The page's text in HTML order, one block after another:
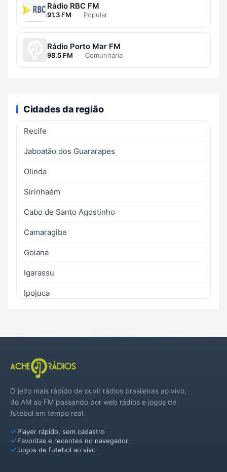
Rádio RBC FM
91.3 FM · Popular
Rádio Porto Mar FM
98.5 FM · Comunitária
Cidades da região
Recife
Jaboatão dos Guararapes
Olinda
Sirinhaém
Cabo de Santo Agostinho
Camaragibe
Goiana
Igarassu
Ipojuca
O jeito mais rápido de ouvir rádios brasileiras ao vivo,
do AM ao FM passando por web rádios e jogos de
futebol em tempo real.
Player rápido, sem cadastro
Favoritas e recentes no navegador
Jogos de futebol ao vivo